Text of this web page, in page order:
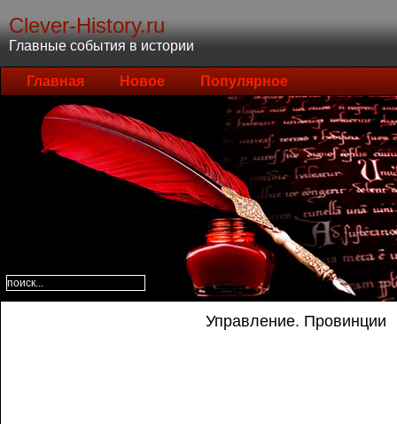
Clever-History.ru
Главные события в истории
Главная Новое Популярное
Управление. Провинции